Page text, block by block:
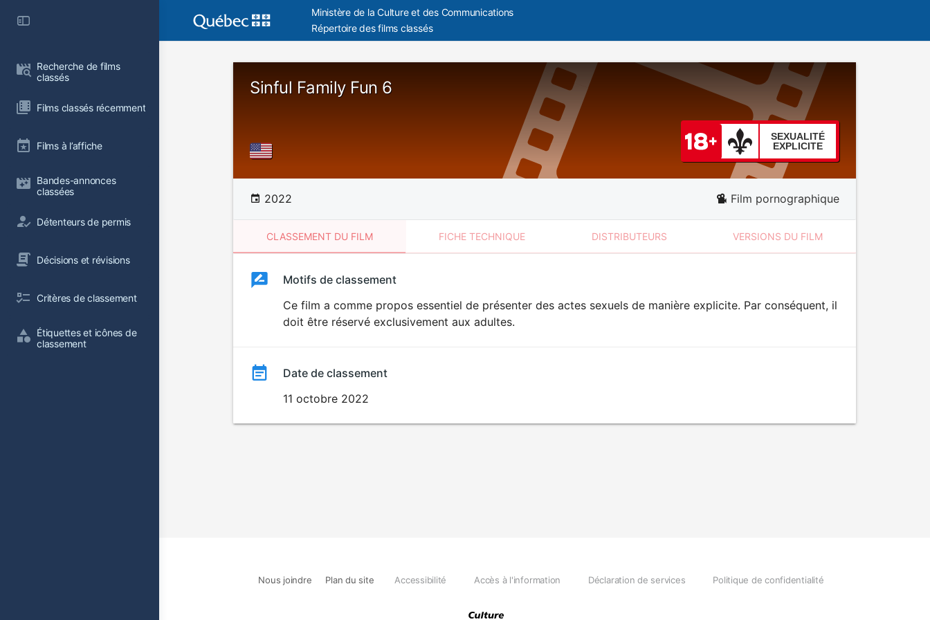
Recherche de films
classés
Films classés récemment
Films à l’affiche
Bandes-annonces
classées
Détenteurs de permis
Décisions et révisions
Critères de classement
Étiquettes et icônes de
classement
Ministère de la Culture et des Communications
Répertoire des films classés
Sinful Family Fun 6
SEXUALITÉ
EXPLICITE
2022 Film pornographique
CLASSEMENT DU FILM FICHE TECHNIQUE DISTRIBUTEURS VERSIONS DU FILM
ClassementClassement
SEXUALITÉ
EXPLICITE
Motifs de classement
Ce film a comme propos essentiel de présenter des actes sexuels de manière explicite. Par conséquent, il
doit être réservé exclusivement aux adultes.
Date de classement
11 octobre 2022
Nous joindre Plan du site Accessibilité Accès à l'information Déclaration de services Politique de confidentialité